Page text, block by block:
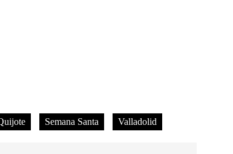
Semana Santa Valladolid